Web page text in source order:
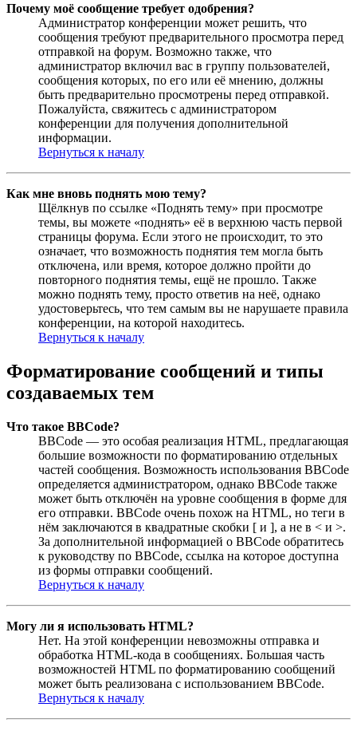
Почему моё сообщение требует одобрения?
Администратор конференции может решить, что
сообщения требуют предварительного просмотра перед
отправкой на форум. Возможно также, что
администратор включил вас в группу пользователей,
сообщения которых, по его или её мнению, должны
быть предварительно просмотрены перед отправкой.
Пожалуйста, свяжитесь с администратором
конференции для получения дополнительной
информации.
Вернуться к началу
Как мне вновь поднять мою тему?
Щёлкнув по ссылке «Поднять тему» при просмотре
темы, вы можете «поднять» её в верхнюю часть первой
страницы форума. Если этого не происходит, то это
означает, что возможность поднятия тем могла быть
отключена, или время, которое должно пройти до
повторного поднятия темы, ещё не прошло. Также
можно поднять тему, просто ответив на неё, однако
удостоверьтесь, что тем самым вы не нарушаете правила
конференции, на которой находитесь.
Вернуться к началу
Форматирование сообщений и типы
создаваемых тем
Что такое BBCode?
BBCode — это особая реализация HTML, предлагающая
большие возможности по форматированию отдельных
частей сообщения. Возможность использования BBCode
определяется администратором, однако BBCode также
может быть отключён на уровне сообщения в форме для
его отправки. BBCode очень похож на HTML, но теги в
нём заключаются в квадратные скобки [ и ], а не в < и >.
За дополнительной информацией о BBCode обратитесь
к руководству по BBCode, ссылка на которое доступна
из формы отправки сообщений.
Вернуться к началу
Могу ли я использовать HTML?
Нет. На этой конференции невозможны отправка и
обработка HTML-кода в сообщениях. Большая часть
возможностей HTML по форматированию сообщений
может быть реализована с использованием BBCode.
Вернуться к началу